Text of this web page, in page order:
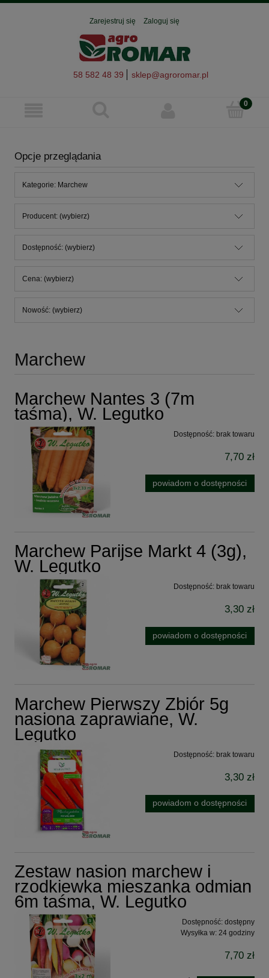
Zarejestruj się Zaloguj się
58 582 48 39 sklep@agroromar.pl
Opcje przeglądania
Kategorie: Marchew
Producent: (wybierz)
Dostępność: (wybierz)
Cena: (wybierz)
Nowość: (wybierz)
Marchew
Marchew Nantes 3 (7m
taśma), W. Legutko
Dostępność: brak towaru
7,70 zł
powiadom o dostępności
Marchew Parijse Markt 4 (3g),
W. Legutko
Dostępność: brak towaru
3,30 zł
powiadom o dostępności
Marchew Pierwszy Zbiór 5g
nasiona zaprawiane, W.
Legutko
Dostępność: brak towaru
3,30 zł
powiadom o dostępności
Zestaw nasion marchew i
rzodkiewka mieszanka odmian
6m taśma, W. Legutko
Dostępność: dostępny
Wysyłka w: 24 godziny
7,70 zł